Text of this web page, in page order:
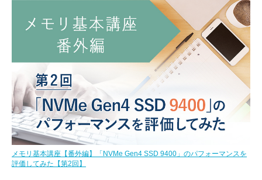
メモリ基本講座【番外編】「NVMe Gen4 SSD 9400」のパフォーマンスを
評価してみた【第2回】